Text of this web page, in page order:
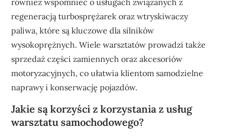
regeneracją turbosprężarek oraz wtryskiwaczy
paliwa, które są kluczowe dla silników
wysokoprężnych. Wiele warsztatów prowadzi także
sprzedaż części zamiennych oraz akcesoriów
motoryzacyjnych, co ułatwia klientom samodzielne
naprawy i konserwację pojazdów.
Jakie są korzyści z korzystania z usług
warsztatu samochodowego?